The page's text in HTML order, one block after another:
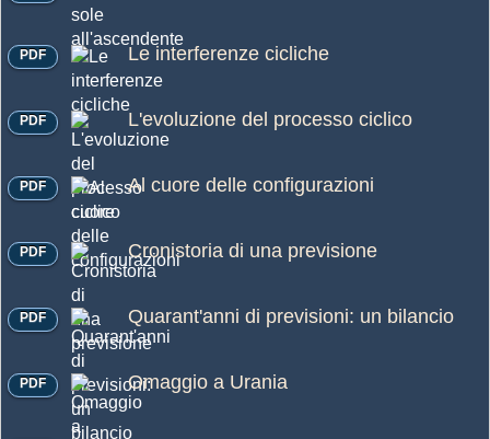
Le interferenze cicliche
PDF
L'evoluzione del processo ciclico
PDF
Al cuore delle configurazioni
PDF
Cronistoria di una previsione
PDF
Quarant'anni di previsioni: un bilancio
PDF
Omaggio a Urania
PDF